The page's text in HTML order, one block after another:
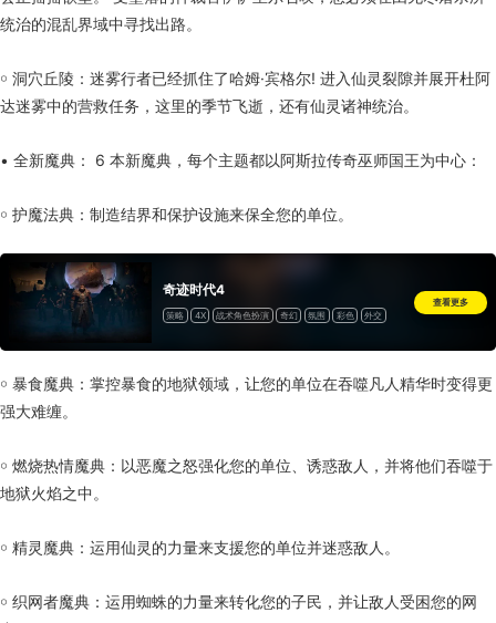
统治的混乱界域中寻找出路。
￮ 洞穴丘陵：迷雾行者已经抓住了哈姆·宾格尔! 进入仙灵裂隙并展开杜阿
达迷雾中的营救任务，这里的季节飞逝，还有仙灵诸神统治。
• 全新魔典： 6 本新魔典，每个主题都以阿斯拉传奇巫师国王为中心：
￮ 护魔法典：制造结界和保护设施来保全您的单位。
奇迹时代4
策略 4X 战术角色扮演 奇幻 氛围 彩色
外交
查看更多
￮ 暴食魔典：掌控暴食的地狱领域，让您的单位在吞噬凡人精华时变得更
强大难缠。
￮ 燃烧热情魔典：以恶魔之怒强化您的单位、诱惑敌人，并将他们吞噬于
地狱火焰之中。
￮ 精灵魔典：运用仙灵的力量来支援您的单位并迷惑敌人。
￮ 织网者魔典：运用蜘蛛的力量来转化您的子民，并让敌人受困您的网